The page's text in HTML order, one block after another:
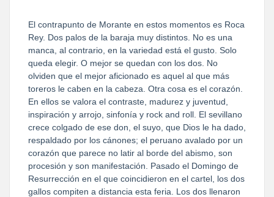
El contrapunto de Morante en estos momentos es Roca
Rey. Dos palos de la baraja muy distintos. No es una
manca, al contrario, en la variedad está el gusto. Solo
queda elegir. O mejor se quedan con los dos. No
olviden que el mejor aficionado es aquel al que más
toreros le caben en la cabeza. Otra cosa es el corazón.
En ellos se valora el contraste, madurez y juventud,
inspiración y arrojo, sinfonía y rock and roll. El sevillano
crece colgado de ese don, el suyo, que Dios le ha dado,
respaldado por los cánones; el peruano avalado por un
corazón que parece no latir al borde del abismo, son
procesión y son manifestación. Pasado el Domingo de
Resurrección en el que coincidieron en el cartel, los dos
gallos compiten a distancia esta feria. Los dos llenaron